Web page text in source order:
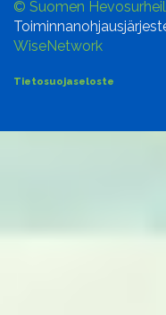
© Suomen
WiseNetwork
Tietosuojaseloste